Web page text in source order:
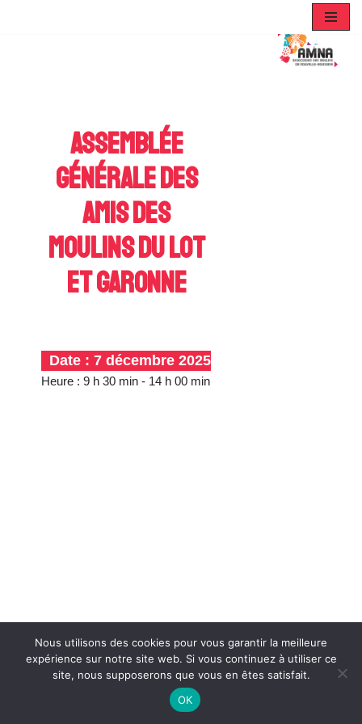
Assemblée
Générale des
Amis des
Moulins du Lot
et Garonne
Date :7 décembre 2025
Heure :9 h 30 min - 14 h 00 min
© Association des Moulins de Nouvelle-Aquitaine |Mentions légales
| Vitaminé par
#V2
Nous utilisons des cookies pour vous garantir la meilleure
expérience sur notre site web. Si vous continuez à utiliser ce
site, nous supposerons que vous en êtes satisfait.
OK